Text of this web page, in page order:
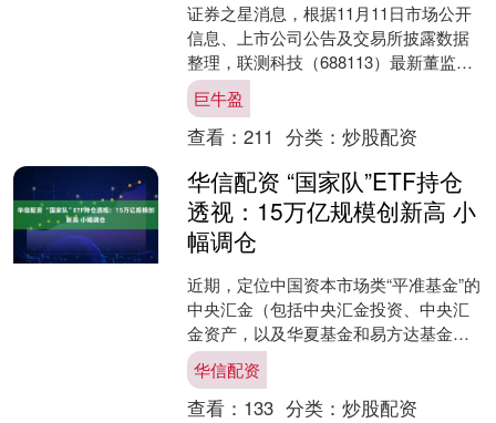
证券之星消息，根据11月11日市场公开
信息、上市公司公告及交易所披露数据
整理，联测科技（688113）最新董监高
及相关人员股份变动情况：2025年11月
10日公....
巨牛盈
查看： 211 分类： 炒股配资
华信配资 “国家队”ETF持仓
透视：15万亿规模创新高 小
幅调仓
近期，定位中国资本市场类“平准基金”的
中央汇金（包括中央汇金投资、中央汇
金资产，以及华夏基金和易方达基金的
中央汇金资管单一资产管理计划，下
同）的最新投资动向浮出....
华信配资
查看： 133 分类： 炒股配资